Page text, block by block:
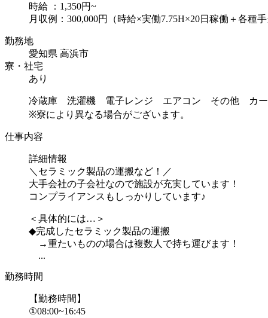
時給 ：1,350円~
月収例：300,000円（時給×実働7.75H×20日稼働＋各種手
勤務地
愛知県 高浜市
寮・社宅
あり
冷蔵庫 洗濯機 電子レンジ エアコン その他 カー
※寮により異なる場合がございます。
仕事内容
詳細情報
＼セラミック製品の運搬など！／
大手会社の子会社なので施設が充実しています！
コンプライアンスもしっかりしています♪
＜具体的には…＞
◆完成したセラミック製品の運搬
→重たいものの場合は複数人で持ち運びます！
...
勤務時間
【勤務時間】
①08:00~16:45